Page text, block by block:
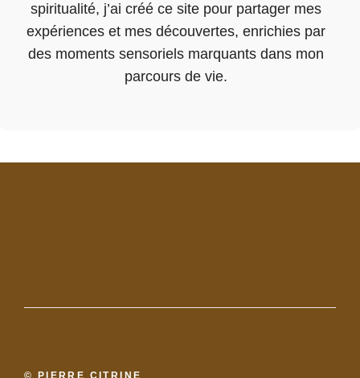
spiritualité, j’ai créé ce site pour partager mes
expériences et mes découvertes, enrichies par
des moments sensoriels marquants dans mon
parcours de vie.
© PIERRE CITRINE